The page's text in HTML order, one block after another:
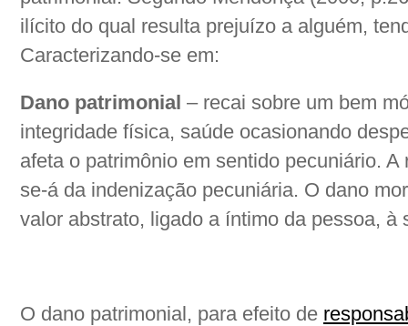
ilícito do qual resulta prejuízo a alguém,
Caracterizando-se em:
Dano patrimonial – recai sobre um bem
integridade física, saúde ocasionando
afeta o patrimônio em sentido pecuniário.
se-á da indenização pecuniária. O dano
valor abstrato, ligado a íntimo da pessoa, à
O dano patrimonial, para efeito de